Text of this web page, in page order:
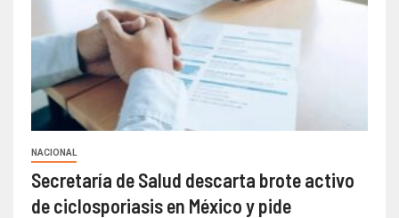
NACIONAL
Secretaría de Salud descarta brote activo
de ciclosporiasis en México y pide